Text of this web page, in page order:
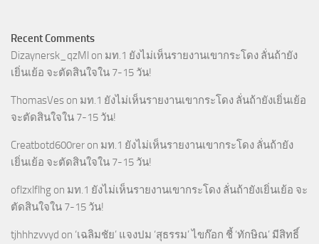
Recent Comments
Dizaynersk_qzMl on มท.1 ยังไม่เห็นรายงานเขากระโดง ลั่นถ้ายัง
เยิ่นเย้อ จะตัดสินใจใน 7-15 วัน!
ThomasVes on มท.1 ยังไม่เห็นรายงานเขากระโดง ลั่นถ้ายังเยิ่นเย้อ
จะตัดสินใจใน 7-15 วัน!
Creatbotd600rer on มท.1 ยังไม่เห็นรายงานเขากระโดง ลั่นถ้ายัง
เยิ่นเย้อ จะตัดสินใจใน 7-15 วัน!
oflzxlflhg on มท.1 ยังไม่เห็นรายงานเขากระโดง ลั่นถ้ายังเยิ่นเย้อ จะ
ตัดสินใจใน 7-15 วัน!
tjhhhzvvyd on ‘เฉลิมชัย’ แจงปม ‘สุธรรม’ ไขก๊อก ชี้ ‘ทักษิณ’ มีสิทธิ์